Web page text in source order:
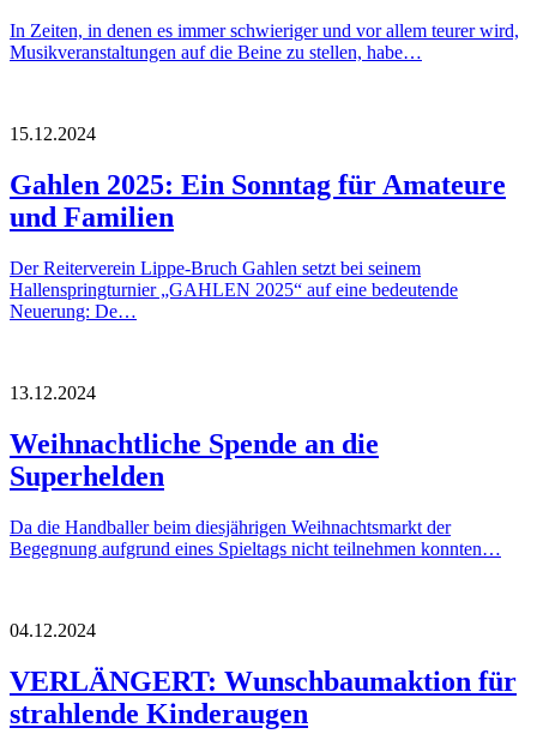
In Zeiten, in denen es immer schwieriger und vor allem teurer wird,
Musikveranstaltungen auf die Beine zu stellen, habe…
15.12.2024
Gahlen 2025: Ein Sonntag für Amateure
und Familien
Der Reiterverein Lippe-Bruch Gahlen setzt bei seinem
Hallenspringturnier „GAHLEN 2025“ auf eine bedeutende
Neuerung: De…
13.12.2024
Weihnachtliche Spende an die
Superhelden
Da die Handballer beim diesjährigen Weihnachtsmarkt der
Begegnung aufgrund eines Spieltags nicht teilnehmen konnten…
04.12.2024
VERLÄNGERT: Wunschbaumaktion für
strahlende Kinderaugen